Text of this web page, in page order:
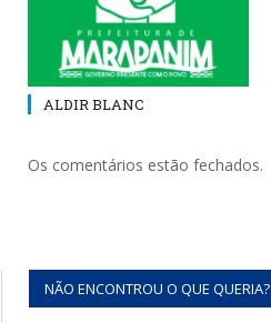
ALDIR BLANC
Os comentários estão fechados.
NÃO ENCONTROU O QUE QUERIA?